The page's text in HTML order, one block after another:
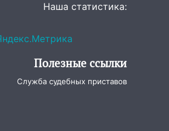
Наша статистика:
Полезные ссылки
Служба судебных приставов